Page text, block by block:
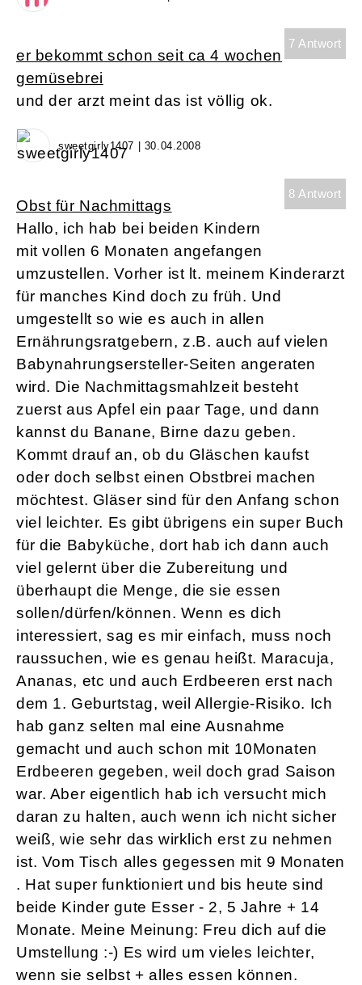
7 Antwort
er bekommt schon seit ca 4 wochen
gemüsebrei
und der arzt meint das ist völlig ok.
sweetgirly1407 | 30.04.2008
8 Antwort
Obst für Nachmittags
Hallo, ich hab bei beiden Kindern
mit vollen 6 Monaten angefangen
umzustellen. Vorher ist lt. meinem Kinderarzt
für manches Kind doch zu früh. Und
umgestellt so wie es auch in allen
Ernährungsratgebern, z.B. auch auf vielen
Babynahrungsersteller-Seiten angeraten
wird. Die Nachmittagsmahlzeit besteht
zuerst aus Apfel ein paar Tage, und dann
kannst du Banane, Birne dazu geben.
Kommt drauf an, ob du Gläschen kaufst
oder doch selbst einen Obstbrei machen
möchtest. Gläser sind für den Anfang schon
viel leichter. Es gibt übrigens ein super Buch
für die Babyküche, dort hab ich dann auch
viel gelernt über die Zubereitung und
überhaupt die Menge, die sie essen
sollen/dürfen/können. Wenn es dich
interessiert, sag es mir einfach, muss noch
raussuchen, wie es genau heißt. Maracuja,
Ananas, etc und auch Erdbeeren erst nach
dem 1. Geburtstag, weil Allergie-Risiko. Ich
hab ganz selten mal eine Ausnahme
gemacht und auch schon mit 10Monaten
Erdbeeren gegeben, weil doch grad Saison
war. Aber eigentlich hab ich versucht mich
daran zu halten, auch wenn ich nicht sicher
weiß, wie sehr das wirklich erst zu nehmen
ist. Vom Tisch alles gegessen mit 9 Monaten
. Hat super funktioniert und bis heute sind
beide Kinder gute Esser - 2, 5 Jahre + 14
Monate. Meine Meinung: Freu dich auf die
Umstellung :-) Es wird um vieles leichter,
wenn sie selbst + alles essen können.